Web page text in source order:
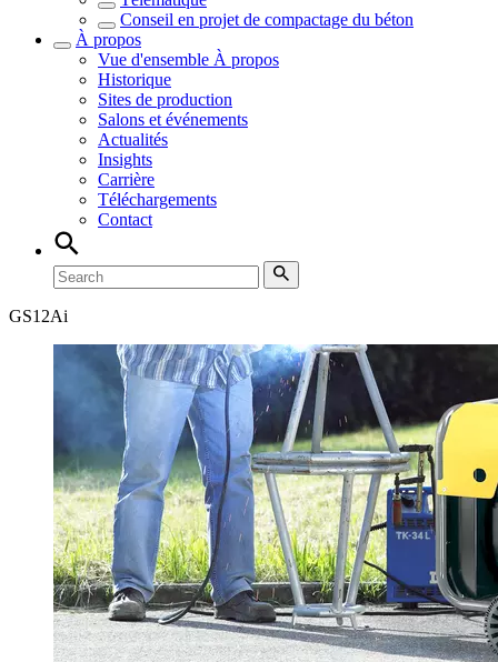
Conseil en projet de compactage du béton
À propos
Vue d'ensemble À propos
Historique
Sites de production
Salons et événements
Actualités
Insights
Carrière
Téléchargements
Contact
GS12Ai